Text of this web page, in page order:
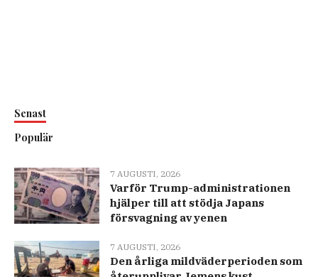
Senast
Populär
7 AUGUSTI, 2026
Varför Trump-administrationen
hjälper till att stödja Japans
försvagning av yenen
7 AUGUSTI, 2026
Den årliga mildväderperioden som